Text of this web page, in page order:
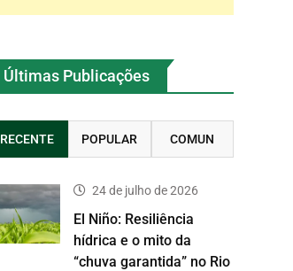
Últimas Publicações
RECENTE POPULAR COMUN
24 de julho de 2026
El Niño: Resiliência
hídrica e o mito da
“chuva garantida” no Rio